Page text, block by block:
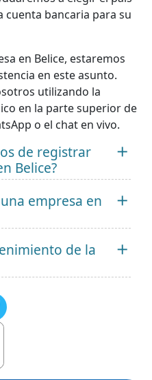
bancaria para su
en Belice, estaremos
en este asunto.
utilizando la
en la parte superior de
o el chat en vivo.
de registrar
Belice?
empresa en
de la